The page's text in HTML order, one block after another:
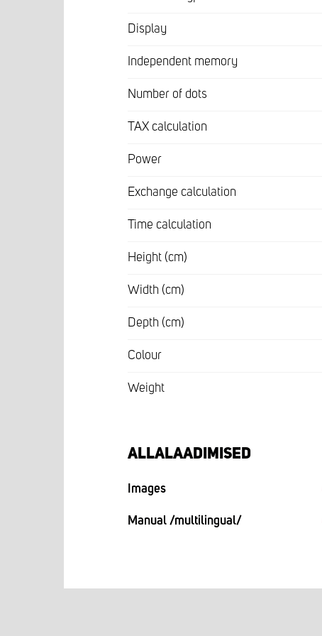
Display
Independent memory
Number of dots
TAX calculation
Power
Exchange calculation
Time calculation
Height (cm)
Width (cm)
Depth (cm)
Colour
Weight
ALLALAADIMISED
Images
Manual /multilingual/